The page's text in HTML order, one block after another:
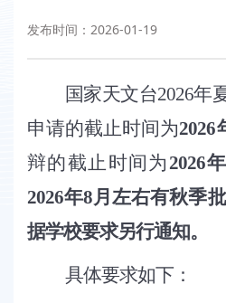
发布时间：2026-01-19
国家天文台2026年
申请的截止时间为2026
辩的截止时间为2026
2026年8月左右有秋季
据学校要求另行通知。
具体要求如下：